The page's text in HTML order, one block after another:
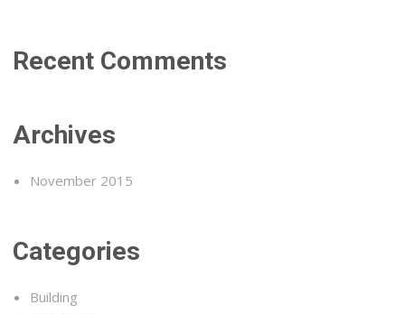
Recent Comments
Archives
November 2015
Categories
Building